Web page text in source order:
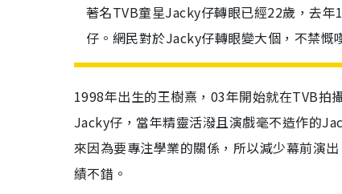
著名TVB童星Jacky仔轉眼已經22歲，去
仔。網民對於Jacky仔轉眼變大個，不禁慨
1998年出生的王樹熹，03年開始就在TVB拍
Jacky仔，當年精靈活潑且演戲毫不造作的
來因為要專注學業的關係，所以減少幕前演
績不錯。